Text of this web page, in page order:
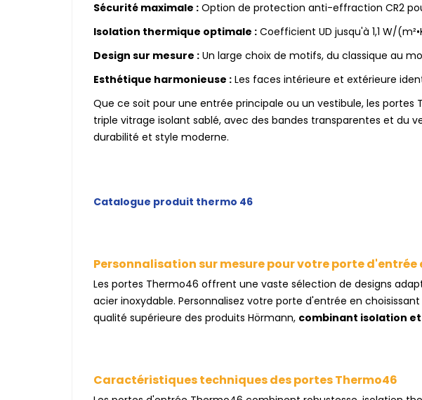
Sécurité maximale : Option de protection anti-effraction CR2
Isolation thermique optimale : Coefficient UD jusqu'à 1,1 W/
Design sur mesure : Un large choix de motifs, du classique au
Esthétique harmonieuse : Les faces intérieure et extérieure
Que ce soit pour une entrée principale ou un vestibule, les
triple vitrage isolant sablé, avec des bandes transparentes et
durabilité et style moderne.
Catalogue produit thermo 46
Personnalisation sur mesure pour votre porte d'entrée
Les portes Thermo46 offrent une vaste sélection de designs
acier inoxydable. Personnalisez votre porte d'entrée en
qualité supérieure des produits Hörmann, combinant isolation
Caractéristiques techniques des portes Thermo46